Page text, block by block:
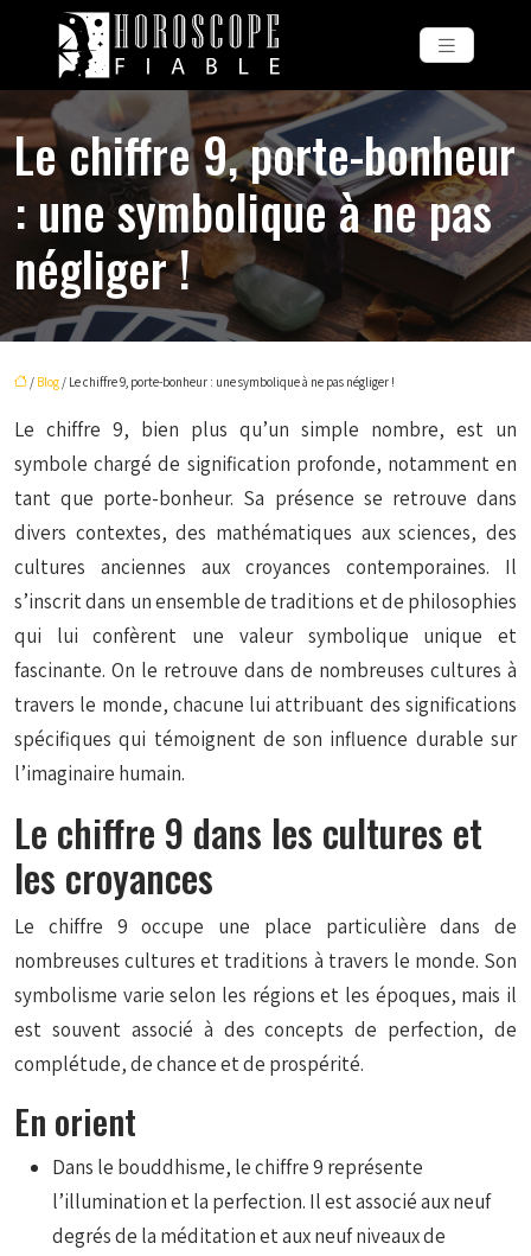
Le chiffre 9, porte-bonheur
: une symbolique à ne pas
négliger !
/ Blog / Le chiffre 9, porte-bonheur : une symbolique à ne pas négliger !
Le chiffre 9, bien plus qu’un simple nombre, est un
symbole chargé de signification profonde, notamment en
tant que porte-bonheur. Sa présence se retrouve dans
divers contextes, des mathématiques aux sciences, des
cultures anciennes aux croyances contemporaines. Il
s’inscrit dans un ensemble de traditions et de philosophies
qui lui confèrent une valeur symbolique unique et
fascinante. On le retrouve dans de nombreuses cultures à
travers le monde, chacune lui attribuant des significations
spécifiques qui témoignent de son influence durable sur
l’imaginaire humain.
Le chiffre 9 dans les cultures et
les croyances
Le chiffre 9 occupe une place particulière dans de
nombreuses cultures et traditions à travers le monde. Son
symbolisme varie selon les régions et les époques, mais il
est souvent associé à des concepts de perfection, de
complétude, de chance et de prospérité.
En orient
Dans le bouddhisme, le chiffre 9 représente
l’illumination et la perfection. Il est associé aux neuf
degrés de la méditation et aux neuf niveaux de